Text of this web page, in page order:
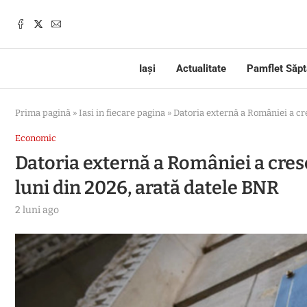
Iași Actualitate Pamflet
Prima pagină » Iasi in fiecare pagina » Datoria externă a României a
Economic
Datoria externă a României a
luni din 2026, arată datele BNR
2 luni ago